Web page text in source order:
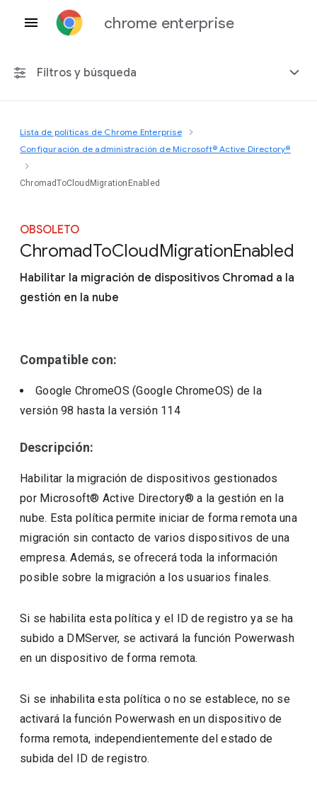
chrome enterprise
Filtros y búsqueda
Cualquier plataforma
Chrome 151
Incluir políticas obsoletas
Lista de políticas de Chrome Enterprise
Configuración de administración de Microsoft® Active Directory®
ChromadToCloudMigrationEnabled
OBSOLETO
ChromadToCloudMigrationEnabled
Habilitar la migración de dispositivos Chromad a la
gestión en la nube
Compatible con:
Google ChromeOS (Google ChromeOS) de la
versión98 hasta la versión 114
Descripción:
Habilitar la migración de dispositivos gestionados
por Microsoft® Active Directory® a la gestión en la
nube. Esta política permite iniciar de forma remota una
migración sin contacto de varios dispositivos de una
empresa. Además, se ofrecerá toda la información
posible sobre la migración a los usuarios finales.
Si se habilita esta política y el ID de registro ya se ha
subido a DMServer, se activará la función Powerwash
en un dispositivo de forma remota.
Si se inhabilita esta política o no se establece, no se
activará la función Powerwash en un dispositivo de
forma remota, independientemente del estado de
subida del ID de registro.